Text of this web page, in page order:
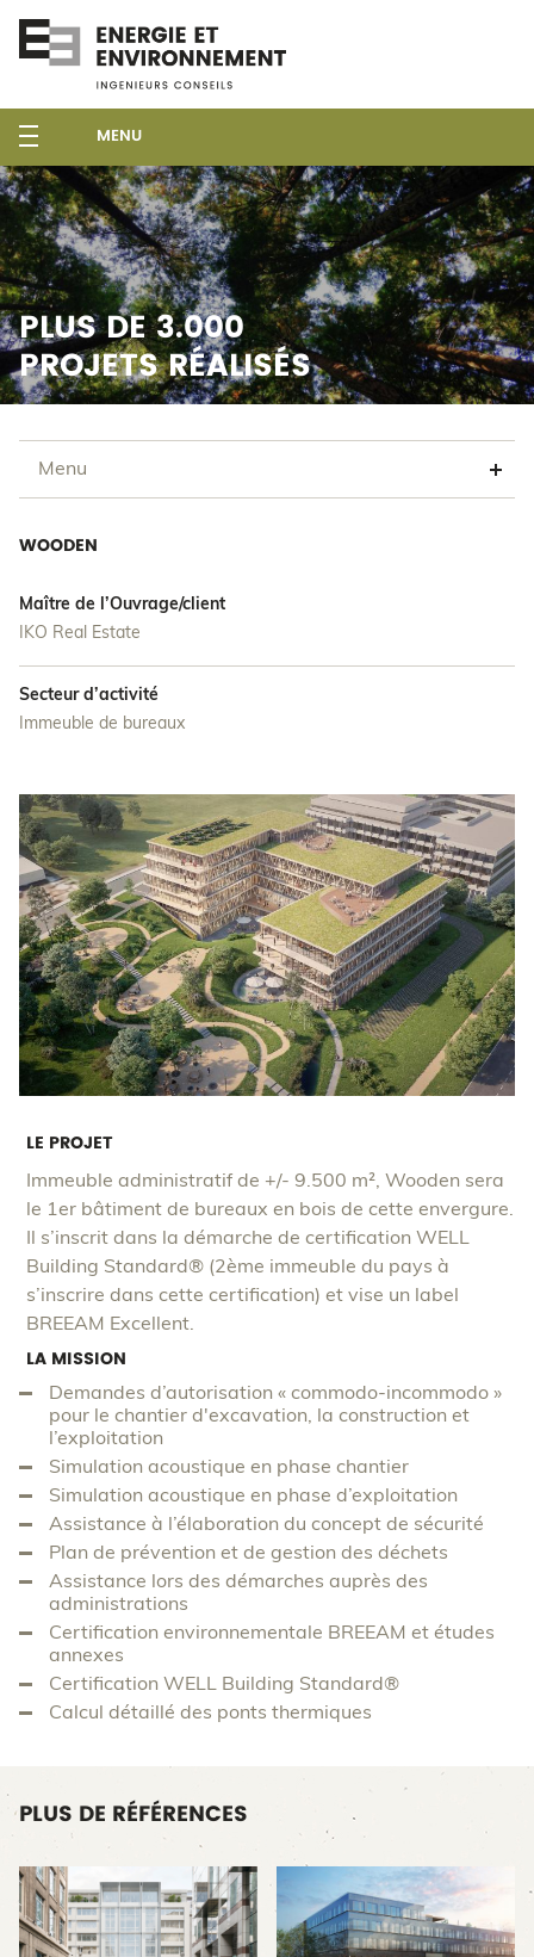
MENU
PLUS DE 3.000
PROJETS RÉALISÉS
Menu
WOODEN
Maître de l’Ouvrage/client
IKO Real Estate
Secteur d’activité
Immeuble de bureaux
LE PROJET
Immeuble administratif de +/- 9.500 m², Wooden sera
le 1er bâtiment de bureaux en bois de cette envergure.
Il s’inscrit dans la démarche de certification WELL
Building Standard® (2ème immeuble du pays à
s’inscrire dans cette certification) et vise un label
BREEAM Excellent.
LA MISSION
Demandes d’autorisation « commodo-incommodo »
pour le chantier d'excavation, la construction et
l’exploitation
Simulation acoustique en phase chantier
Simulation acoustique en phase d’exploitation
Assistance à l’élaboration du concept de sécurité
Plan de prévention et de gestion des déchets
Assistance lors des démarches auprès des
administrations
Certification environnementale BREEAM et études
annexes
Certification WELL Building Standard®
Calcul détaillé des ponts thermiques
PLUS DE RÉFÉRENCES